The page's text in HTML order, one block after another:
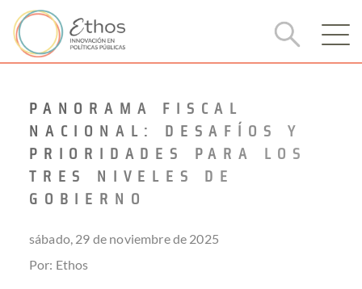
PANORAMA FISCAL
NACIONAL: DESAFÍOS Y
PRIORIDADES PARA LOS
TRES NIVELES DE
GOBIERNO
sábado, 29 de noviembre de 2025
Por: Ethos